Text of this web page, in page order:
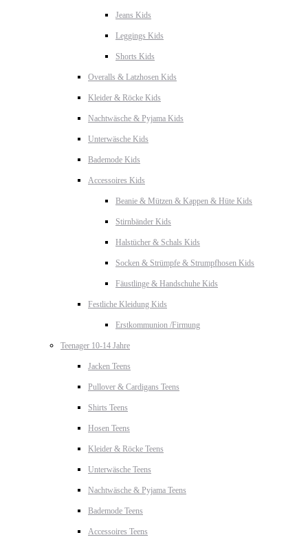
Jeans Kids
Leggings Kids
Shorts Kids
Overalls & Latzhosen Kids
Kleider & Röcke Kids
Nachtwäsche & Pyjama Kids
Unterwäsche Kids
Bademode Kids
Accessoires Kids
Beanie & Mützen & Kappen & Hüte Kids
Stirnbänder Kids
Halstücher & Schals Kids
Socken & Strümpfe & Strumpfhosen Kids
Fäustlinge & Handschuhe Kids
Festliche Kleidung Kids
Erstkommunion /Firmung
Teenager 10-14 Jahre
Jacken Teens
Pullover & Cardigans Teens
Shirts Teens
Hosen Teens
Kleider & Röcke Teens
Unterwäsche Teens
Nachtwäsche & Pyjama Teens
Bademode Teens
Accessoires Teens